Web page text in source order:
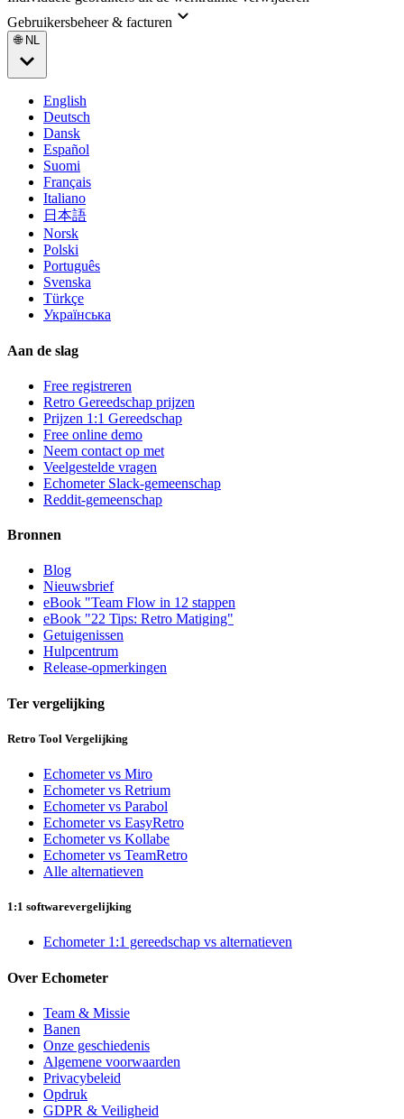
Gebruikersbeheer & facturen
🌐 NL
English
Deutsch
Dansk
Español
Suomi
Français
Italiano
日本語
Norsk
Polski
Português
Svenska
Türkçe
Українська
Aan de slag
Free registreren
Retro Gereedschap prijzen
Prijzen 1:1 Gereedschap
Free online demo
Neem contact op met
Veelgestelde vragen
Echometer Slack-gemeenschap
Reddit-gemeenschap
Bronnen
Blog
Nieuwsbrief
eBook "Team Flow in 12 stappen
eBook "22 Tips: Retro Matiging"
Getuigenissen
Hulpcentrum
Release-opmerkingen
Ter vergelijking
Retro Tool Vergelijking
Echometer vs Miro
Echometer vs Retrium
Echometer vs Parabol
Echometer vs EasyRetro
Echometer vs Kollabe
Echometer vs TeamRetro
Alle alternatieven
1:1 softwarevergelijking
Echometer 1:1 gereedschap vs alternatieven
Over Echometer
Team & Missie
Banen
Onze geschiedenis
Algemene voorwaarden
Privacybeleid
Opdruk
GDPR & Veiligheid